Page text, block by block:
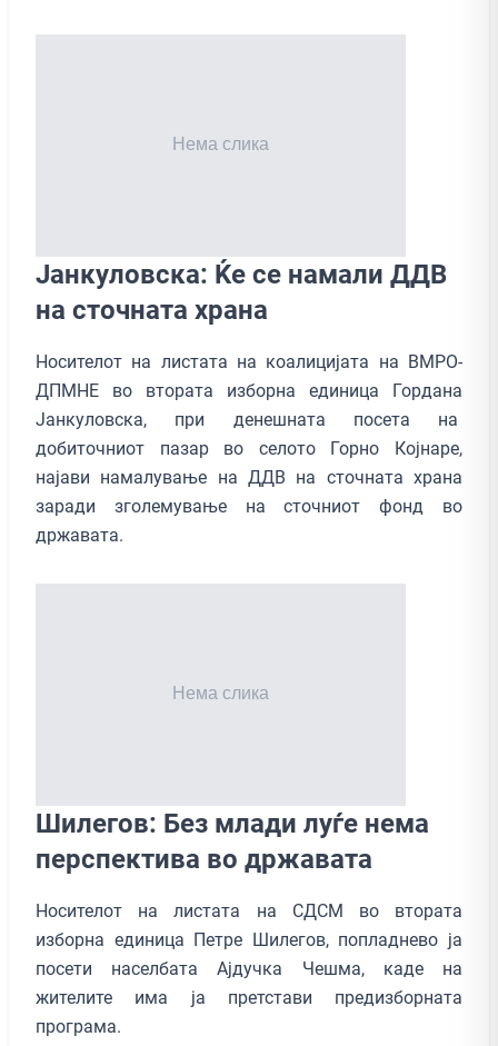
Јанкуловска: Ќе се намали ДДВ
на сточната храна
Носителот на листата на коалицијата на ВМРО-
ДПМНЕ во втората изборна единица Гордана
Јанкуловска, при денешната посета на
добиточниот пазар во селото Горно Којнаре,
најави намалување на ДДВ на сточната храна
заради зголемување на сточниот фонд во
државата.
Шилегов: Без млади луѓе нема
перспектива во државата
Носителот на листата на СДСМ во втората
изборна единица Петре Шилегов, попладнево ја
посети населбата Ајдучка Чешма, каде на
жителите има ја претстави предизборната
програма.